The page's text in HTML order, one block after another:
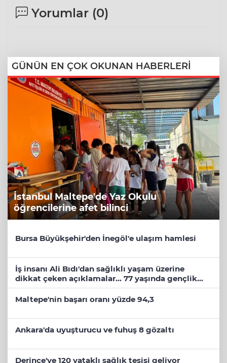
Yorumlar (0)
GÜNÜN EN ÇOK OKUNAN HABERLERİ
İstanbul Maltepe'de Yaz Okulu
öğrencilerine afet bilinci
Bursa Büyükşehir'den İnegöl'e ulaşım hamlesi
İş insanı Ali Bıdı'dan sağlıklı yaşam üzerine
dikkat çeken açıklamalar... 77 yaşında gençlik
mucizesi
Maltepe'nin başarı oranı yüzde 94,3
Ankara'da uyuşturucu ve fuhuş 8 gözaltı
Derince'ye 120 yataklı sağlık tesisi geliyor